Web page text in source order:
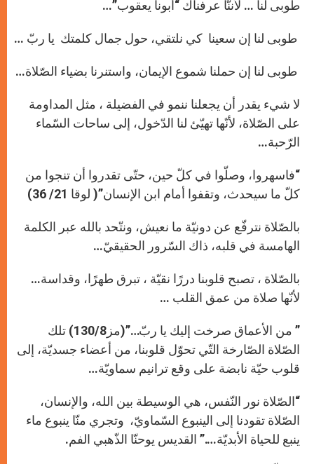
طوبى لنا … لأننّا عرفناك “أبونا يعقوب”…
طوبى لنا إن سعينا كي نلتقي، حول جمال كلمتك يا ربّ …
طوبى لنا إن حملنا شموع الإيمان، واستنرنا بضياء الصّلاة…
لا شيء يقدر أن يجعلنا ننمو في الفضيلة ، مثل المداومة
على الصّلاة، لأنّها تهيّئ لنا الدّخول، إلى ساحات السّماء
الرّحبة…
“فاسهروا، وصلّوا في كلّ حين، حتّى تقدروا أن تنجوا من
كلّ ما سيحدث، وتقفوا أمام ابن الإنسان”( لوقا 21/ 36)
بالصّلاة نترفّع عن دونيّة ما نعيش، ونتّحد بالله عبر الكلمة
الهامسة في قلبه، ذاك السّرور الحقيقيّ…
بالصّلاة ، تصبح قلوبنا دررًا نقيّة ، تبرق طهرًا، وقداسة…
لأنّها صلاة من عمق القلب …
” من الأعماق صرخت إليك يا ربّ…”(مز130/8) تلك
الصّلاة الصّارخة التّي تحوّل قلوبنا، من أعضاء جسديّة، إلى
قلوب حيّة نابضة على وقع ترانيم سماويّة…
“الصّلاة نور النّفس، هي الوسيطة بين الله، والإنسان،
الصّلاة تقودنا إلى الينبوع السّماويّ، وتجري منّا ينبوع ماء
ينبع للحياة الأبديّة….” القديس يوحنّا الذّهبي الفم.